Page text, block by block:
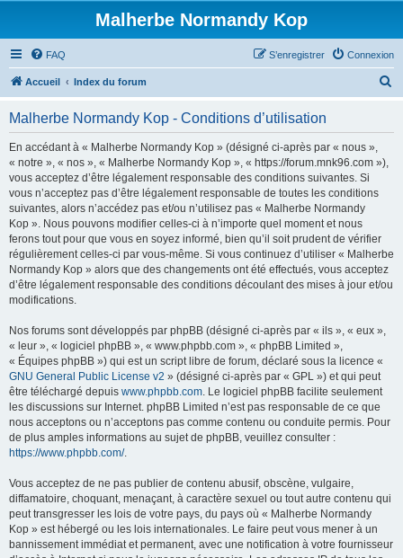
Malherbe Normandy Kop
FAQ Connexion
S’enregistrer
Accueil Index du forum
Malherbe Normandy Kop - Conditions d’utilisation
En accédant à « Malherbe Normandy Kop » (désigné ci-après par « nous »,
« notre », « nos », « Malherbe Normandy Kop », « https://forum.mnk96.com »),
vous acceptez d’être légalement responsable des conditions suivantes. Si
vous n’acceptez pas d’être légalement responsable de toutes les conditions
suivantes, alors n’accédez pas et/ou n’utilisez pas « Malherbe Normandy
Kop ». Nous pouvons modifier celles-ci à n’importe quel moment et nous
ferons tout pour que vous en soyez informé, bien qu’il soit prudent de vérifier
régulièrement celles-ci par vous-même. Si vous continuez d’utiliser « Malherbe
Normandy Kop » alors que des changements ont été effectués, vous acceptez
d’être légalement responsable des conditions découlant des mises à jour et/ou
modifications.
Nos forums sont développés par phpBB (désigné ci-après par « ils », « eux »,
« leur », « logiciel phpBB », « www.phpbb.com », « phpBB Limited »,
« Équipes phpBB ») qui est un script libre de forum, déclaré sous la licence «
GNU General Public License v2 » (désigné ci-après par « GPL ») et qui peut
être téléchargé depuis www.phpbb.com. Le logiciel phpBB facilite seulement
les discussions sur Internet. phpBB Limited n’est pas responsable de ce que
nous acceptons ou n’acceptons pas comme contenu ou conduite permis. Pour
de plus amples informations au sujet de phpBB, veuillez consulter :
https://www.phpbb.com/.
Vous acceptez de ne pas publier de contenu abusif, obscène, vulgaire,
diffamatoire, choquant, menaçant, à caractère sexuel ou tout autre contenu qui
peut transgresser les lois de votre pays, du pays où « Malherbe Normandy
Kop » est hébergé ou les lois internationales. Le faire peut vous mener à un
bannissement immédiat et permanent, avec une notification à votre fournisseur